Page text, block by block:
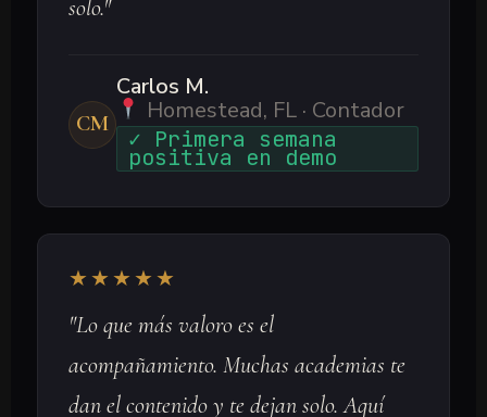
solo."
CM
Carlos M.
Homestead, FL · Contador
✓ Primera semana
positiva en demo
★★★★★
"Lo que más valoro es el
acompañamiento. Muchas academias te
dan el contenido y te dejan solo. Aquí